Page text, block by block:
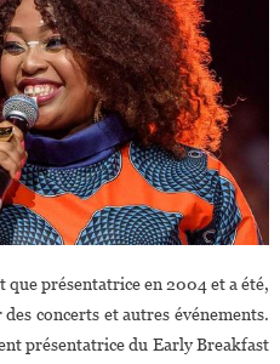
que présentatrice en 2004 et a été,
concerts et autres événements.
présentatrice du Early Breakfast